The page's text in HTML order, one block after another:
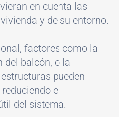
en cuenta las
y de su entorno.
factores como la
del balcón, o la
pueden
el
del sistema.